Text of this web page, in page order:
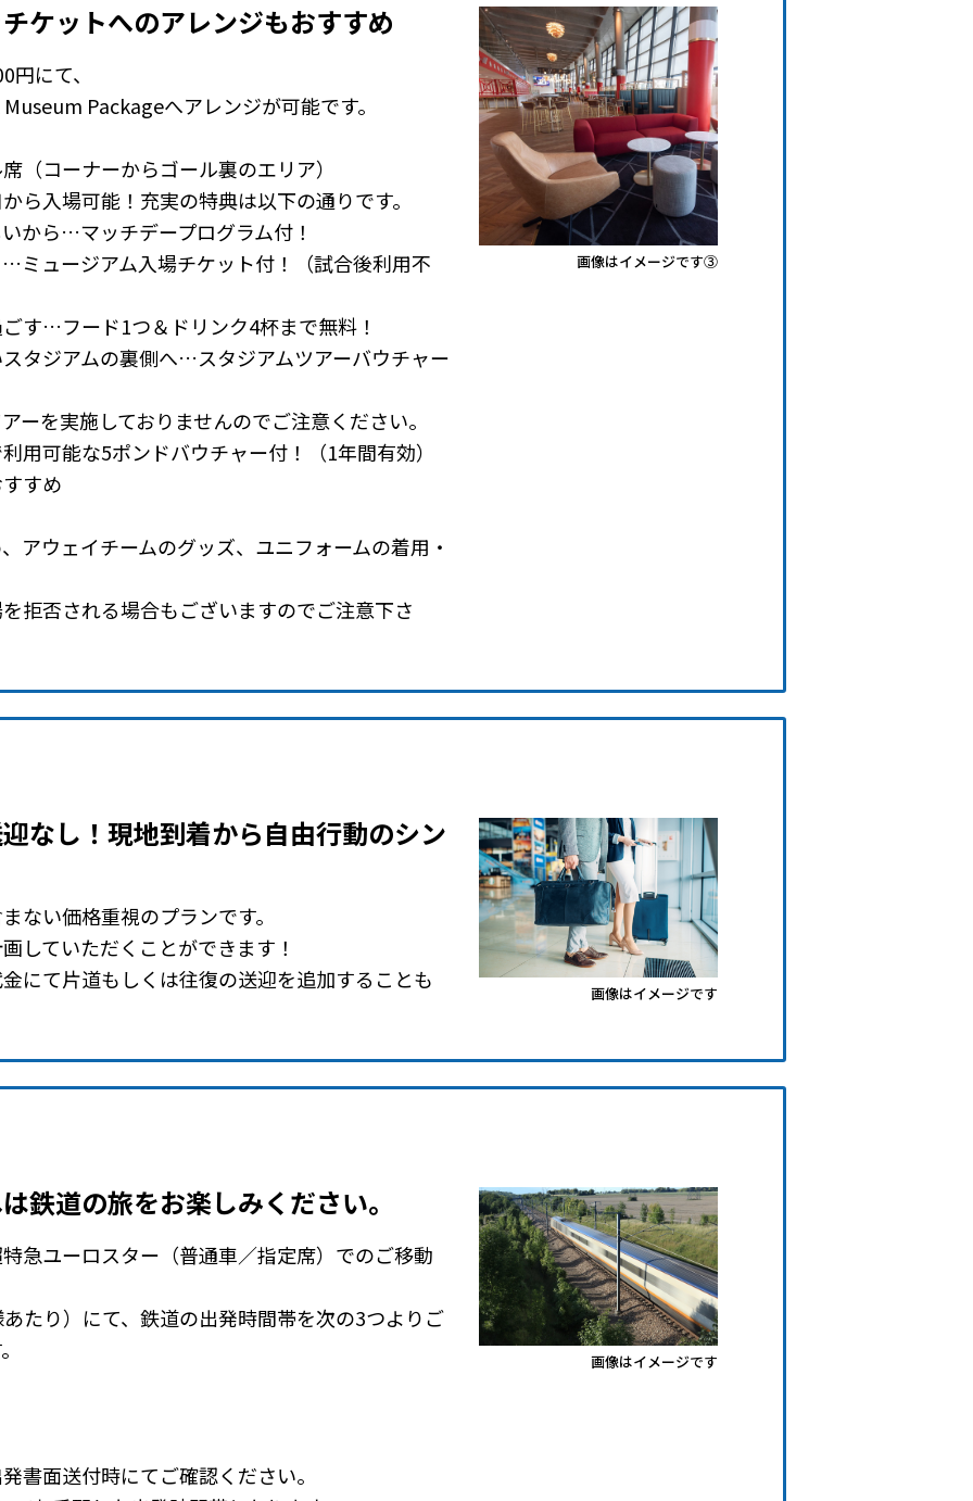
ケットへのアレンジもおすすめ
にて、
Packageへアレンジが可能です。
（コーナーからゴール裏のエリア）
ら入場可能！充実の特典は以下の通りです。
から…マッチデープログラム付！
ュージアム入場チケット付！（試合後利用不
す…フード1つ＆ドリンク4杯まで無料！
タジアムの裏側へ…スタジアムツアーバウチャー
ーを実施しておりませんのでご注意ください。
用可能な5ポンドバウチャー付！（1年間有効）
すめ
アウェイチームのグッズ、ユニフォームの着用・
拒否される場合もございますのでご注意下さ
画像はイメージです③
なし！現地到着から自由行動のシン
ない価格重視のプランです。
していただくことができます！
にて片道もしくは往復の送迎を追加することも
画像はイメージです
鉄道の旅をお楽しみください。
急ユーロスター（普通車／指定席）でのご移動
たり）にて、鉄道の出発時間帯を次の3つよりご
書面送付時にてご確認ください。
画像はイメージです